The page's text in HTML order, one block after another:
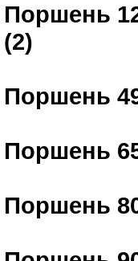
Поршень
(2)
Поршень
Поршень
Поршень